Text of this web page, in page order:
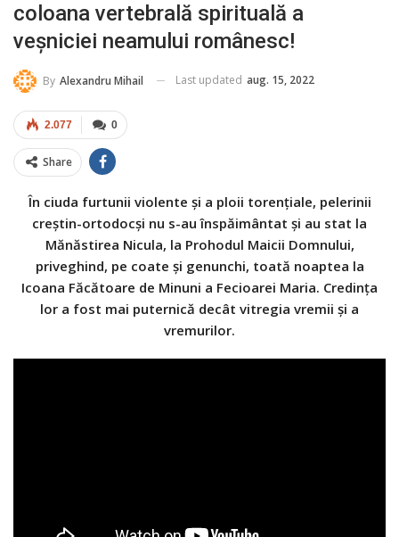
coloana vertebrală spirituală a
veșniciei neamului românesc!
By Alexandru Mihail Last updated aug. 15, 2022
0
2.077
Share
În ciuda furtunii violente și a ploii torențiale, pelerinii
creștin-ortodocși nu s-au înspăimântat și au stat la
Mănăstirea Nicula, la Prohodul Maicii Domnului,
priveghind, pe coate și genunchi, toată noaptea la
Icoana Făcătoare de Minuni a Fecioarei Maria. Credința
lor a fost mai puternică decât vitregia vremii și a
vremurilor.